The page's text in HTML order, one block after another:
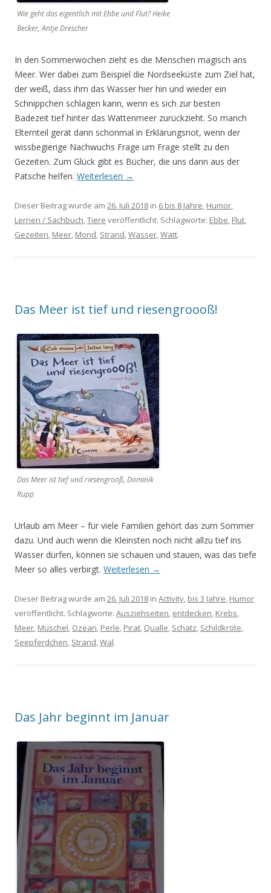
Wie geht das eigentlich mit Ebbe und Flut? Heike
Becker, Antje Drescher
In den Sommerwochen zieht es die Menschen magisch ans
Meer. Wer dabei zum Beispiel die Nordseeküste zum Ziel hat,
der weiß, dass ihm das Wasser hier hin und wieder ein
Schnippchen schlagen kann, wenn es sich zur besten
Badezeit tief hinter das Wattenmeer zurückzieht. So manch
Elternteil gerät dann schonmal in Erklärungsnot, wenn der
wissbegierige Nachwuchs Frage um Frage stellt zu den
Gezeiten. Zum Glück gibt es Bücher, die uns dann aus der
Patsche helfen. Weiterlesen →
Dieser Beitrag wurde am 26. Juli 2018 in 6 bis 8 Jahre, Humor,
Lernen / Sachbuch,Tiere veröffentlicht. Schlagworte: Ebbe, Flut,
Gezeiten, Meer, Mond, Strand,Wasser,Watt.
Das Meer ist tief und riesengroooß!
Das Meer ist tief und riesengrooß, Dominik
Rupp
Urlaub am Meer – für viele Familien gehört das zum Sommer
dazu. Und auch wenn die Kleinsten noch nicht allzu tief ins
Wasser dürfen, können sie schauen und stauen, was das tiefe
Meer so alles verbirgt. Weiterlesen →
Dieser Beitrag wurde am 26. Juli 2018 in Activity, bis 3 Jahre, Humor
veröffentlicht. Schlagworte: Ausziehseiten, entdecken, Krebs,
Meer, Muschel, Ozean, Perle, Pirat, Qualle, Schatz, Schildkröte,
Seepferdchen, Strand,Wal.
Das Jahr beginnt im Januar